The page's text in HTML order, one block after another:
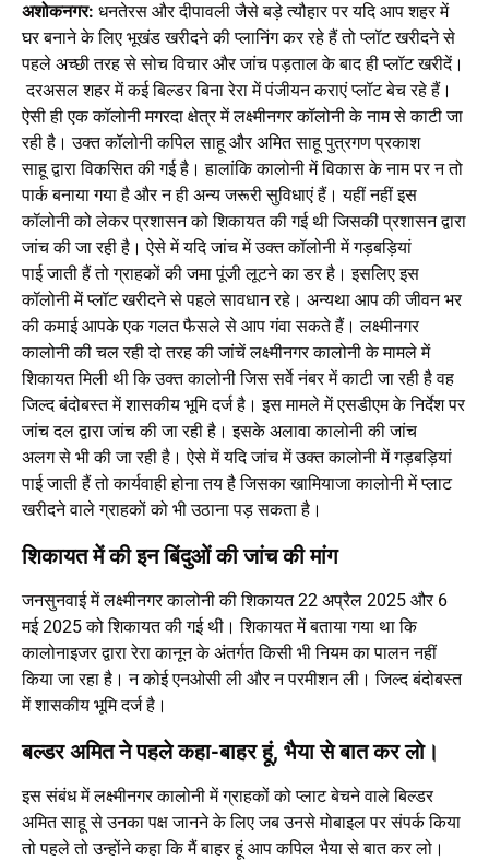
अशोकनगर: धनतेरस और दीपावली जैसे बड़े त्यौहार पर यदि आप शहर में
घर बनाने के लिए भूखंड खरीदने की प्लानिंग कर रहे हैं तो प्लॉट खरीदने से
पहले अच्छी तरह से सोच विचार और जांच पड़ताल के बाद ही प्लॉट खरीदें।
दरअसल शहर में कई बिल्डर बिना रेरा में पंजीयन कराएं प्लॉट बेच रहे हैं।
ऐसी ही एक कॉलोनी मगरदा क्षेत्र में लक्ष्मीनगर कॉलोनी के नाम से काटी जा
रही है। उक्त कॉलोनी कपिल साहू और अमित साहू पुत्रगण प्रकाश
साहू द्वारा विकसित की गई है। हालांकि कालोनी में विकास के नाम पर न तो
पार्क बनाया गया है और न ही अन्य जरूरी सुविधाएं हैं। यहीं नहीं इस
कॉलोनी को लेकर प्रशासन को शिकायत की गई थी जिसकी प्रशासन द्वारा
जांच की जा रही है। ऐसे में यदि जांच में उक्त कॉलोनी में गड़बड़ियां
पाई जाती हैं तो ग्राहकों की जमा पूंजी लूटने का डर है। इसलिए इस
कॉलोनी में प्लॉट खरीदने से पहले सावधान रहे। अन्यथा आप की जीवन भर
की कमाई आपके एक गलत फैसले से आप गंवा सकते हैं। लक्ष्मीनगर
कालोनी की चल रही दो तरह की जांचें लक्ष्मीनगर कालोनी के मामले में
शिकायत मिली थी कि उक्त कालोनी जिस सर्वे नंबर में काटी जा रही है वह
जिल्द बंदोबस्त में शासकीय भूमि दर्ज है। इस मामले में एसडीएम के निर्देश पर
जांच दल द्वारा जांच की जा रही है। इसके अलावा कालोनी की जांच
अलग से भी की जा रही है। ऐसे में यदि जांच में उक्त कालोनी में गड़बड़ियां
पाई जाती हैं तो कार्यवाही होना तय है जिसका खामियाजा कालोनी में प्लाट
खरीदने वाले ग्राहकों को भी उठाना पड़ सकता है।
शिकायत में की इन बिंदुओं की जांच की मांग
जनसुनवाई में लक्ष्मीनगर कालोनी की शिकायत 22 अप्रैल 2025 और 6
मई 2025 को शिकायत की गई थी। शिकायत में बताया गया था कि
कालोनाइजर द्वारा रेरा कानून के अंतर्गत किसी भी नियम का पालन नहीं
किया जा रहा है। न कोई एनओसी ली और न परमीशन ली। जिल्द बंदोबस्त
में शासकीय भूमि दर्ज है।
बल्डर अमित ने पहले कहा-बाहर हूं, भैया से बात कर लो।
इस संबंध में लक्ष्मीनगर कालोनी में ग्राहकों को प्लाट बेचने वाले बिल्डर
अमित साहू से उनका पक्ष जानने के लिए जब उनसे मोबाइल पर संपर्क किया
तो पहले तो उन्होंने कहा कि मैं बाहर हूं आप कपिल भैया से बात कर लो।